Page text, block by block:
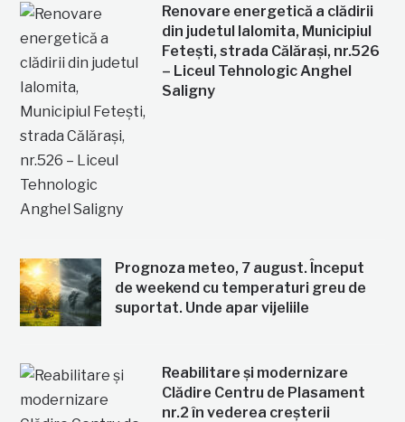
Renovare energetică a clădirii
din judetul Ialomita, Municipiul
Fetești, strada Călărași, nr.526
– Liceul Tehnologic Anghel
Saligny
Prognoza meteo, 7 august. Început
de weekend cu temperaturi greu de
suportat. Unde apar vijeliile
Reabilitare și modernizare
Clădire Centru de Plasament
nr.2 în vederea creșterii